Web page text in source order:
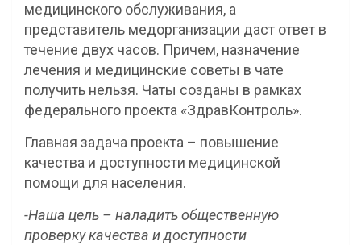
медицинского обслуживания, а
представитель медорганизации даст ответ в
течение двух часов. Причем, назначение
лечения и медицинские советы в чате
получить нельзя. Чаты созданы в рамках
федерального проекта «ЗдравКонтроль».
Главная задача проекта – повышение
качества и доступности медицинской
помощи для населения.
-Наша цель – наладить общественную
проверку качества и доступности